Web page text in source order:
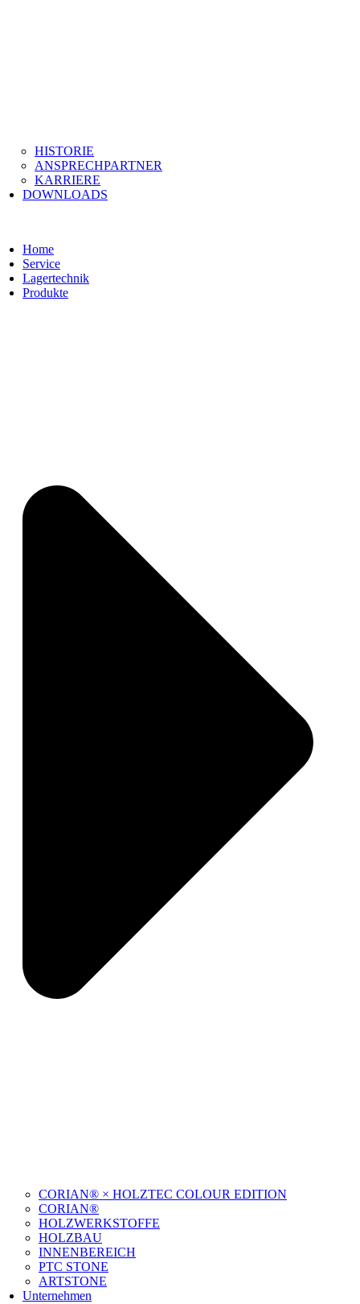
HISTORIE
ANSPRECHPARTNER
KARRIERE
DOWNLOADS
Home
Service
Lagertechnik
Produkte
CORIAN® × HOLZTEC COLOUR EDITION
CORIAN®
HOLZWERKSTOFFE
HOLZBAU
INNENBEREICH
PTC STONE
ARTSTONE
Unternehmen